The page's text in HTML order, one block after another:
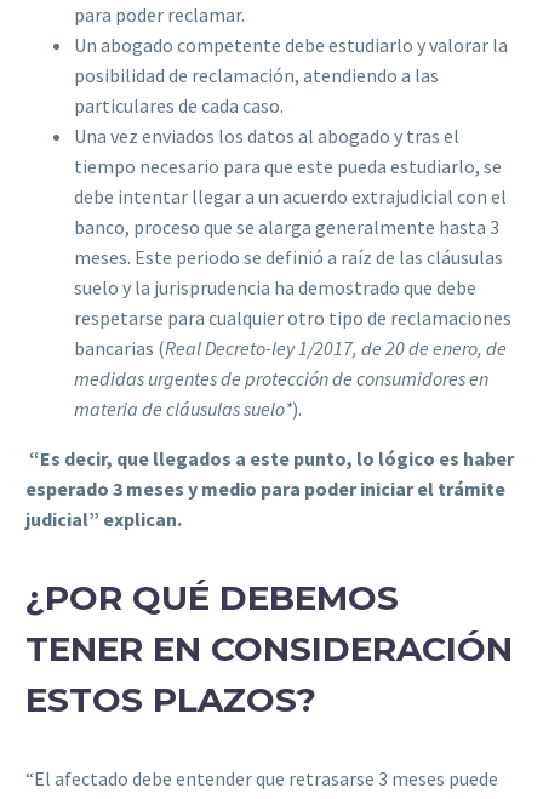
para poder reclamar.
Un abogado competente debe estudiarlo y valorar la
posibilidad de reclamación, atendiendo a las
particulares de cada caso.
Una vez enviados los datos al abogado y tras el
tiempo necesario para que este pueda estudiarlo, se
debe intentar llegar a un acuerdo extrajudicial con el
banco, proceso que se alarga generalmente hasta 3
meses. Este periodo se definió a raíz de las cláusulas
suelo y la jurisprudencia ha demostrado que debe
respetarse para cualquier otro tipo de reclamaciones
bancarias (Real Decreto-ley 1/2017, de 20 de enero, de
medidas urgentes de protección de consumidores en
materia de cláusulas suelo*).
“Es decir, que llegados a este punto, lo lógico es haber
esperado 3 meses y medio para poder iniciar el trámite
judicial” explican.
¿POR QUÉ DEBEMOS
TENER EN CONSIDERACIÓN
ESTOS PLAZOS?
“El afectado debe entender que retrasarse 3 meses puede